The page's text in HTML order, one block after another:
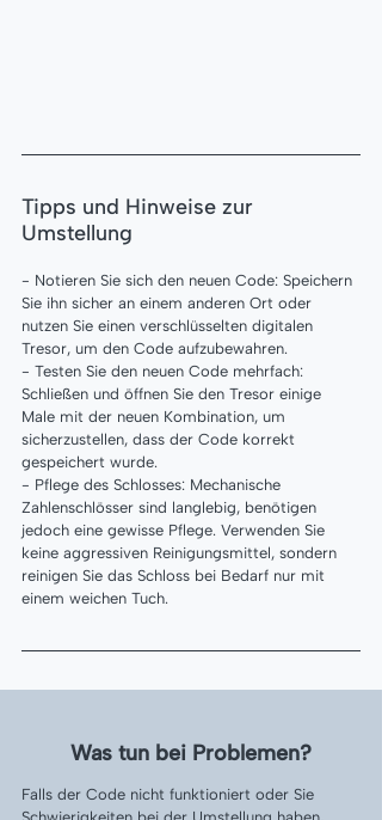
Tipps und Hinweise zur
Umstellung
- Notieren Sie sich den neuen Code: Speichern
Sie ihn sicher an einem anderen Ort oder
nutzen Sie einen verschlüsselten digitalen
Tresor, um den Code aufzubewahren.
- Testen Sie den neuen Code mehrfach:
Schließen und öffnen Sie den Tresor einige
Male mit der neuen Kombination, um
sicherzustellen, dass der Code korrekt
gespeichert wurde.
- Pflege des Schlosses: Mechanische
Zahlenschlösser sind langlebig, benötigen
jedoch eine gewisse Pflege. Verwenden Sie
keine aggressiven Reinigungsmittel, sondern
reinigen Sie das Schloss bei Bedarf nur mit
einem weichen Tuch.
Was tun bei Problemen?
Falls der Code nicht funktioniert oder Sie